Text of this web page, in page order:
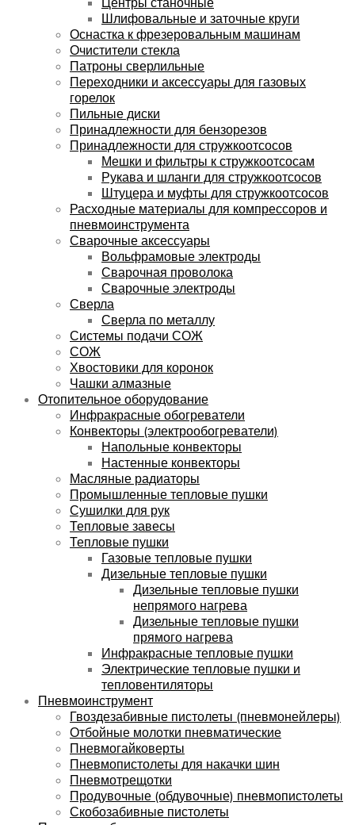
Шлифовальные и заточные круги
Оснастка к фрезеровальным машинам
Очистители стекла
Патроны сверлильные
Переходники и аксессуары для газовых
горелок
Пильные диски
Принадлежности для бензорезов
Принадлежности для стружкоотсосов
Мешки и фильтры к стружкоотсосам
Рукава и шланги для стружкоотсосов
Штуцера и муфты для стружкоотсосов
Расходные материалы для компрессоров и
пневмоинструмента
Сварочные аксессуары
Вольфрамовые электроды
Сварочная проволока
Сварочные электроды
Сверла
Сверла по металлу
Системы подачи СОЖ
СОЖ
Хвостовики для коронок
Чашки алмазные
Отопительное оборудование
Инфракрасные обогреватели
Конвекторы (электрообогреватели)
Напольные конвекторы
Настенные конвекторы
Масляные радиаторы
Промышленные тепловые пушки
Сушилки для рук
Тепловые завесы
Тепловые пушки
Газовые тепловые пушки
Дизельные тепловые пушки
Дизельные тепловые пушки
непрямого нагрева
Дизельные тепловые пушки
прямого нагрева
Инфракрасные тепловые пушки
Электрические тепловые пушки и
тепловентиляторы
Пневмоинструмент
Гвоздезабивные пистолеты (пневмонейлеры)
Отбойные молотки пневматические
Пневмогайковерты
Пневмопистолеты для накачки шин
Пневмотрещотки
Продувочные (обдувочные) пневмопистолеты
Скобозабивные пистолеты